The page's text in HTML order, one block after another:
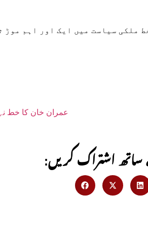
ملکی سیاست میں ایک اور اہم
عمران خان کا خط
اشتراک کریں